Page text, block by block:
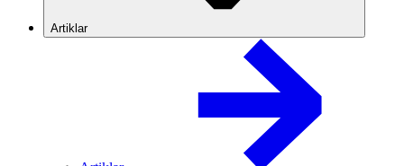
Artiklar